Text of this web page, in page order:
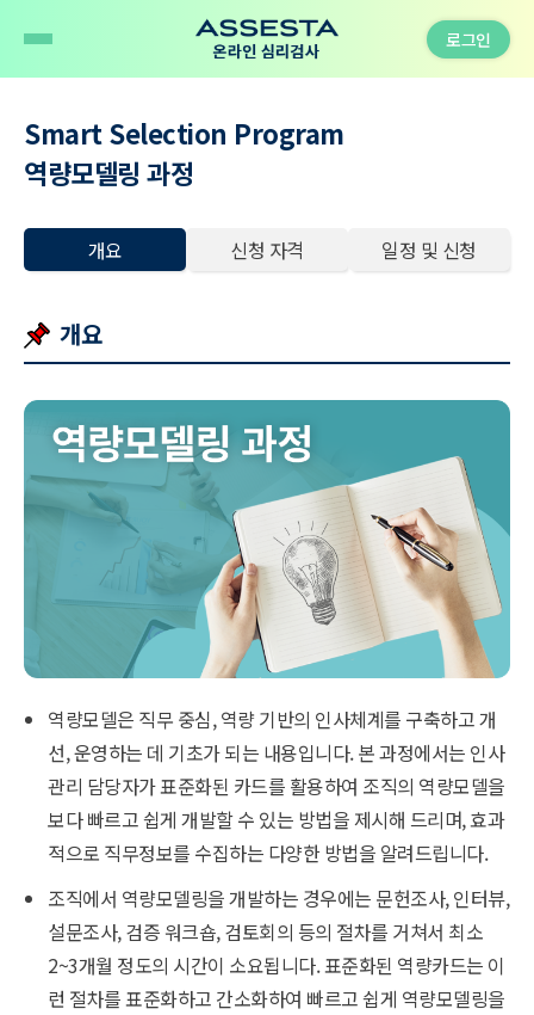
로그인
Smart Selection Program
역량모델링 과정
개요 신청 자격 일정 및 신청
개요
역량모델은 직무 중심, 역량 기반의 인사체계를 구축하고 개
선, 운영하는 데 기초가 되는 내용입니다. 본 과정에서는 인사
관리 담당자가 표준화된 카드를 활용하여 조직의 역량모델을
보다 빠르고 쉽게 개발할 수 있는 방법을 제시해 드리며, 효과
적으로 직무정보를 수집하는 다양한 방법을 알려드립니다.
조직에서 역량모델링을 개발하는 경우에는 문헌조사, 인터뷰,
설문조사, 검증 워크숍, 검토회의 등의 절차를 거쳐서 최소
2~3개월 정도의 시간이 소요됩니다. 표준화된 역량카드는 이
런 절차를 표준화하고 간소화하여 빠르고 쉽게 역량모델링을